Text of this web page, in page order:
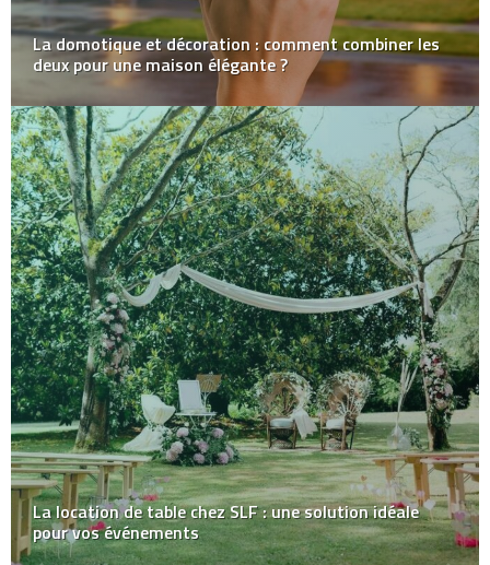
La domotique et décoration : comment combiner les
deux pour une maison élégante ?
La location de table chez SLF : une solution idéale
pour vos événements